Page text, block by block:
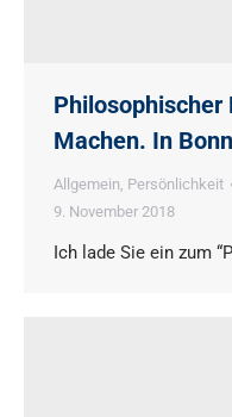
Philosophischer
Machen. In Bonn
Allgemein, Persönlichkeit
9. November 2018
Ich lade Sie ein zum